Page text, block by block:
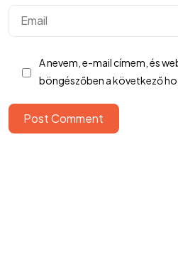
A nevem, e-mail címem, és
böngészőben a következő
Post Comment
©2024
SimplePay fizetési
Cookie